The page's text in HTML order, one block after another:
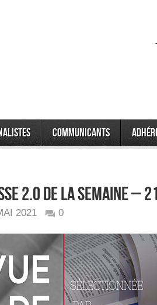
Communicants
2.0 de la semaine –
2021 0